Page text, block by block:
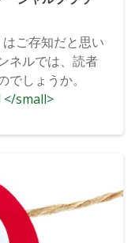
ご存知だと思い
ネルでは、読者
しょうか。
</small>